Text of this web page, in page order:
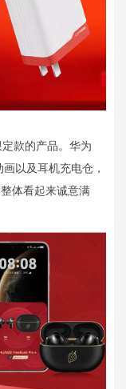
款的产品。华为
以及耳机充电仓，
体看起来诚意满